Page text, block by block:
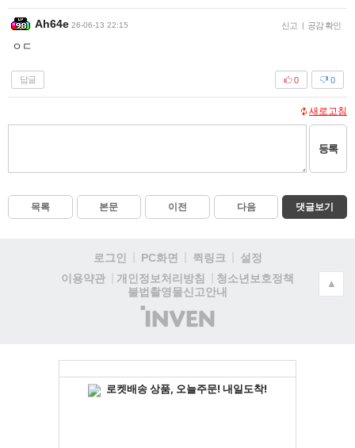
Ah64e 26-06-13 22:15 신고 | 공감 확인
ㅇㄷ
답글 0
0
새로고침
등록
목록 본문 이전 다음 댓글보기
로그인 PC화면 퀵링크
설정
이용약관
개인정보처리방침
청소년보호정책
불법촬영물신고안내
(주)
인
▲